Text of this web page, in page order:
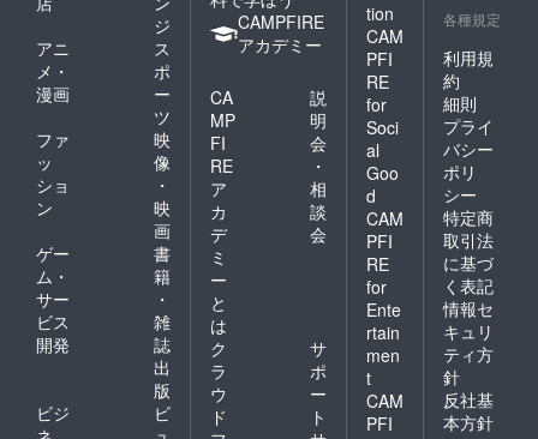
ジ
アニ
メ・
漫画
ス
ポ
ー
ツ
ファ
ッ
ショ
ン
映
像
・
映
画
ゲー
ム・
サー
ビス
開発
書
籍
・
雑
誌
出
版
ビジ
ビ
CAMPFIRE
アカデミー
CA
MP
FI
RE
ア
カ
デ
ミ
ー
と
は
説
明
会
・
相
談
会
ク
ラ
ウ
ド
サ
ポ
ー
ト
tion
CAM
PFI
RE
for
Soci
al
Goo
d
CAM
PFI
RE
for
Ente
rtain
men
t
CAM
PFI
各種規定
利用規
約
細則
プライ
バシー
ポリ
シー
特定商
取引法
に基づ
く表記
情報セ
キュリ
ティ方
針
反社基
本方針